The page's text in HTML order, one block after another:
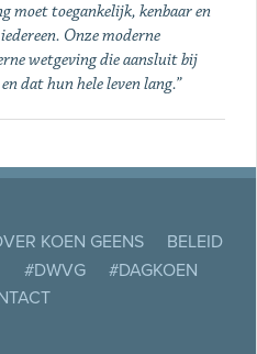
moet toegankelijk, kenbaar en
Onze moderne
wetgeving die aansluit bij
dat hun hele leven lang.”
KOEN GEENS
BELEID
#DWVG
#DAGKOEN